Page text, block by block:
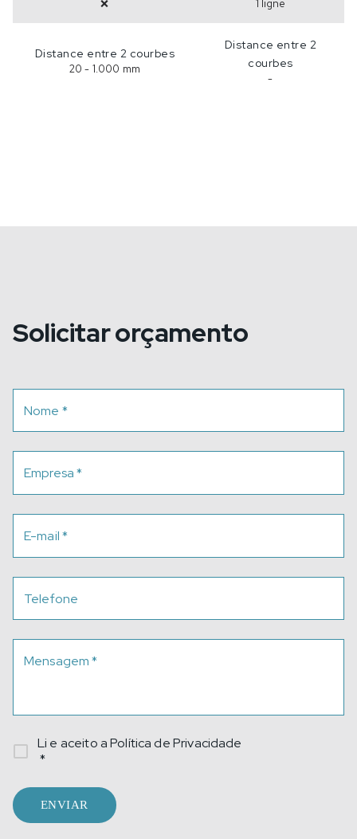
❌ 1 ligne
Distance entre 2 courbes
20 - 1.000 mm
Distance entre 2
courbes
-
Solicitar orçamento
Nome *
Empresa *
E-mail*
Telefone
Mensagem *
Li e aceito aPolítica de Privacidade
*
ENVIAR